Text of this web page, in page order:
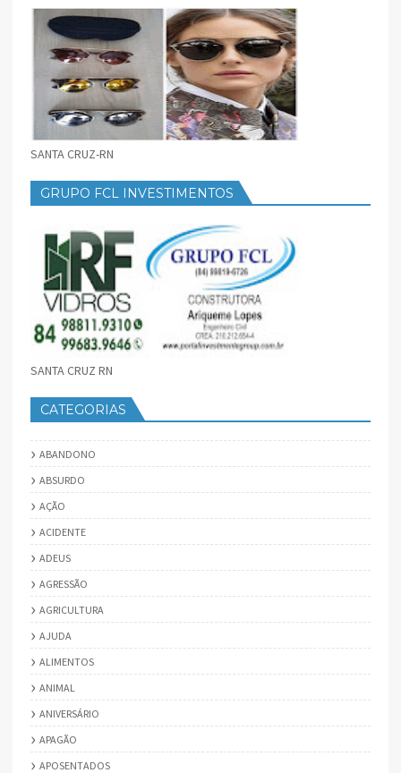
SANTA CRUZ-RN
GRUPO FCL INVESTIMENTOS
SANTA CRUZ RN
CATEGORIAS
ABANDONO
ABSURDO
AÇÃO
ACIDENTE
ADEUS
AGRESSÃO
AGRICULTURA
AJUDA
ALIMENTOS
ANIMAL
ANIVERSÁRIO
APAGÃO
APOSENTADOS